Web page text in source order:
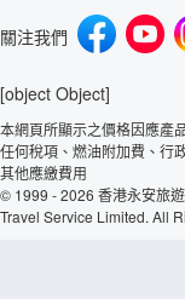
關注我們
[object Object]
本網頁所顯示之價格因應產
任何稅項、燃油附加費、行
其他應繳費用
© 1999 - 2026 香港永安旅
Travel Service Limited. All